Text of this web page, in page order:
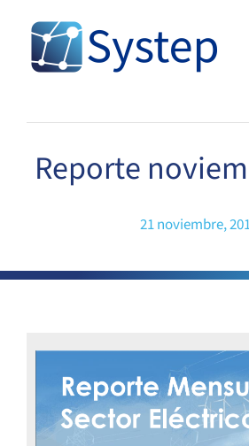
content
Reporte
21 noviembre,